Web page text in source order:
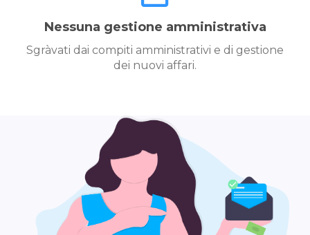
Nessuna gestione amministrativa
Sgràvati dai compiti amministrativi e di gestione
dei nuovi affari.